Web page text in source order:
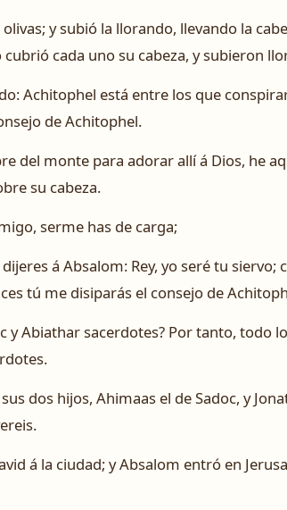
y subió la llorando, llevando la
cada uno su cabeza, y subieron
Achitophel está entre los que
de Achitophel.
del monte para adorar allí á Dios, he
su cabeza.
serme has de carga;
á Absalom: Rey, yo seré tu
tú me disiparás el consejo de
y Abiathar sacerdotes? Por tanto, todo
dos hijos, Ahimaas el de Sadoc, y
á la ciudad; y Absalom entró en